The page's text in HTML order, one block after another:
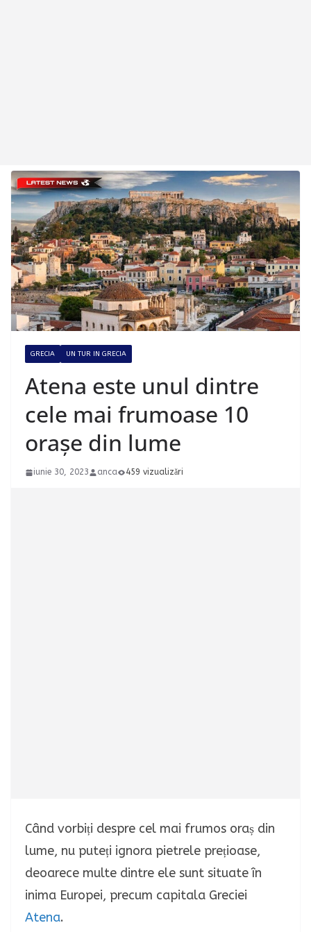
GRECIA UN TUR IN GRECIA
Atena este unul dintre
cele mai frumoase 10
orașe din lume
iunie 30, 2023 anca 459 vizualizări
Când vorbiți despre cel mai frumos oraș din
lume, nu puteți ignora pietrele prețioase,
deoarece multe dintre ele sunt situate în
inima Europei, precum capitala Greciei
Atena.